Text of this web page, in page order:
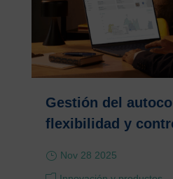
Gestión del
flexibilidad y
Nov 28 2025